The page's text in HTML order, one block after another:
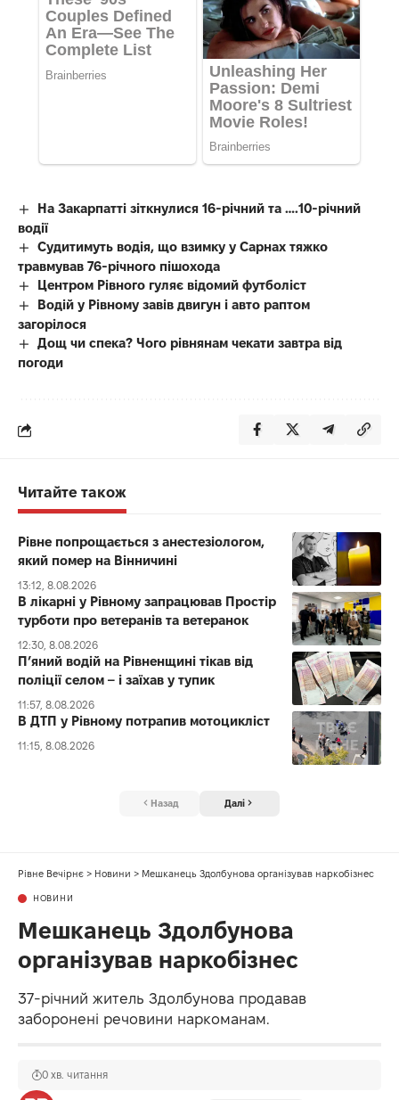
На Закарпатті зіткнулися 16-річний та ….10-річний
водії
Судитимуть водія, що взимку у Сарнах тяжко
травмував 76-річного пішохода
Центром Рівного гуляє відомий футболіст
Водій у Рівному завів двигун і авто раптом
загорілося
Дощ чи спека? Чого рівнянам чекати завтра від
погоди
Читайте також
Рівне попрощається з анестезіологом,
який помер на Вінничині
13:12, 8.08.2026
В лікарні у Рівному запрацював Простір
турботи про ветеранів та ветеранок
12:30, 8.08.2026
П’яний водій на Рівненщині тікав від
поліції селом – і заїхав у тупик
11:57, 8.08.2026
В ДТП у Рівному потрапив мотоцикліст
11:15, 8.08.2026
Назад Далі
Рівне Вечірнє > Новини > Мешканець Здолбунова організував наркобізнес
НОВИНИ
Мешканець Здолбунова
організував наркобізнес
3️7️-річний житель Здолбунова продавав
заборонені речовини наркоманам.
0 хв. читання